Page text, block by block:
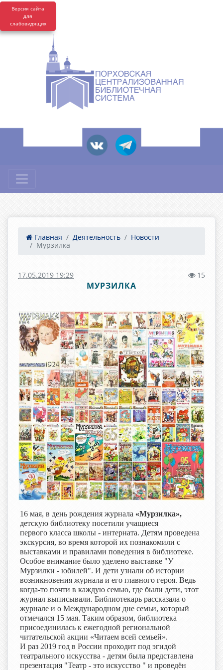
Версия сайта
для
слабовидящих
Главная Деятельность
Новости
Мурзилка
17.05.2019 19:29 15
МУРЗИЛКА
16 мая, в день рождения журнала «Мурзилка»,
детскую библиотеку посетили учащиеся
первого класса школы - интерната. Детям проведена
экскурсия, во время которой их познакомили с
выставками и правилами поведения в библиотеке.
Особое внимание было уделено выставке "У
Мурзилки - юбилей". И дети узнали об истории
возникновения журнала и его главного героя. Ведь
когда-то почти в каждую семью, где были дети, этот
журнал выписывали. Библиотекарь рассказала о
журнале и о Международном дне семьи, который
отмечался 15 мая. Таким образом, библиотека
присоединилась к ежегодной региональной
читательской акции «Читаем всей семьей».
И раз 2019 год в России проходит под эгидой
театрального искусства - детям была представлена
презентация "Театр - это искусство " и проведён